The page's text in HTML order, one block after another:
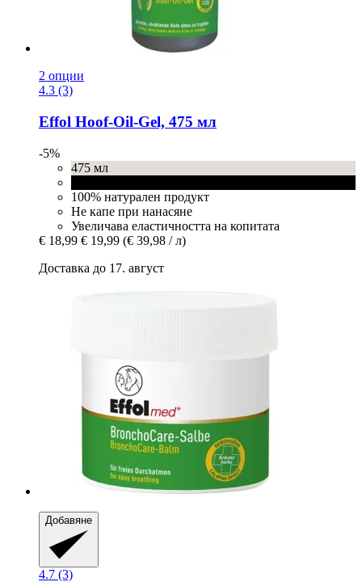
2 опции
4.3 (3)
Effol Hoof-​Oil-​Gel, 475 мл
-5%
475 мл
100% натурален продукт
Не капе при нанасяне
Увеличава еластичността на копитата
€ 18,99 € 19,99 (€ 39,98 / л)
Доставка до 17. август
Добавяне
4.7 (3)